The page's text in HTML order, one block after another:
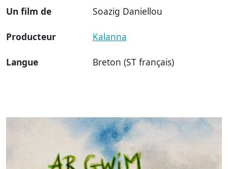
Un film de Soazig Daniellou
Producteur Kalanna
Langue Breton (ST français)